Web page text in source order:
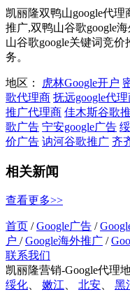
凯丽隆双鸭山google代
推广,双鸭山谷歌google
山谷歌google关键词竞
务。
地区： 虎林Google开户
歌代理商 抚远google代
推广代理商 佳木斯谷歌
歌广告 宁安google广告
价广告 讷河谷歌推广 齐
相关新闻
查看更多>>
首页 /Google广告 /
户 /Google海外推广 /
联系我们
凯丽隆营销-Google代理地
绥化、 嫩江、 北安、 黑